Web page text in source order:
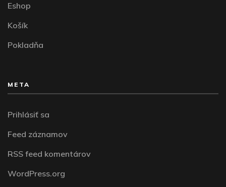
Eshop
Košík
Pokladňa
META
Prihlásiť sa
Feed záznamov
RSS feed komentárov
WordPress.org